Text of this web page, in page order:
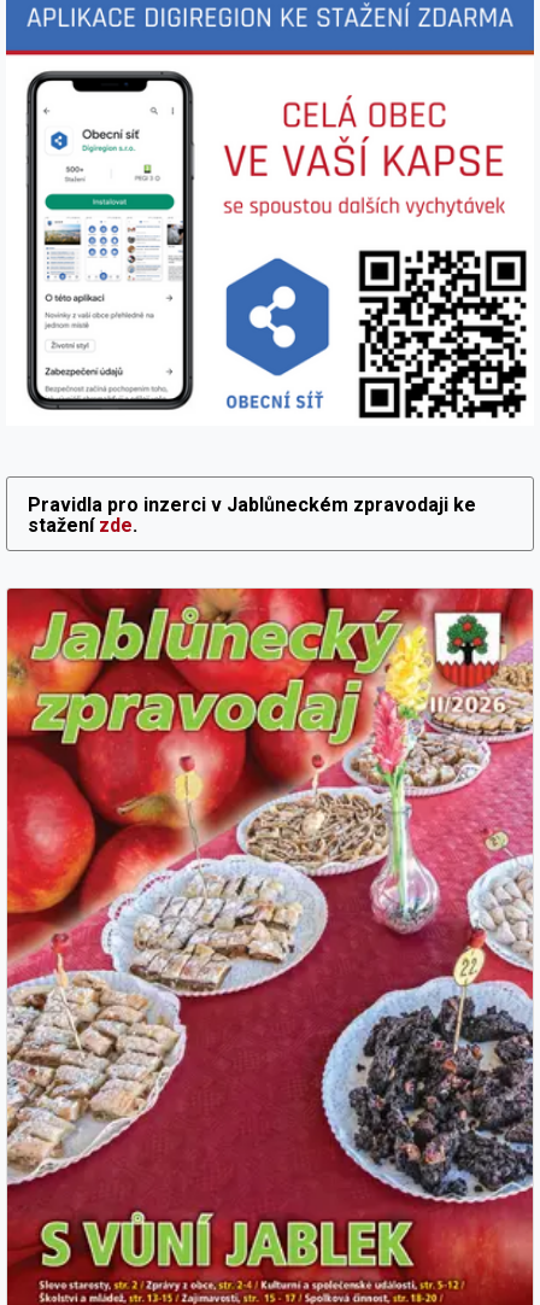
Pravidla pro inzerci v Jablůneckém zpravodaji ke
stažení zde.